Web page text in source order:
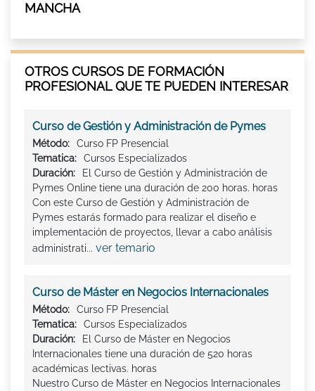
MANCHA
OTROS CURSOS DE FORMACIÓN
PROFESIONAL QUE TE PUEDEN INTERESAR
Curso de Gestión y Administración de Pymes
Método:
Curso FP Presencial
Tematica:
Cursos Especializados
Duración:
El Curso de Gestión y Administración de
Pymes Online tiene una duración de 200 horas. horas
Con este Curso de Gestión y Administración de
Pymes estarás formado para realizar el diseño e
implementación de proyectos, llevar a cabo análisis
administrati... ver temario
Curso de Máster en Negocios Internacionales
Método:
Curso FP Presencial
Tematica:
Cursos Especializados
Duración:
El Curso de Máster en Negocios
Internacionales tiene una duración de 520 horas
académicas lectivas. horas
Nuestro Curso de Máster en Negocios Internacionales